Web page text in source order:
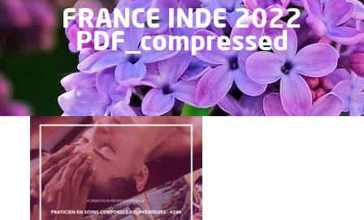
FRANCE INDE 2022
PDF_compressed